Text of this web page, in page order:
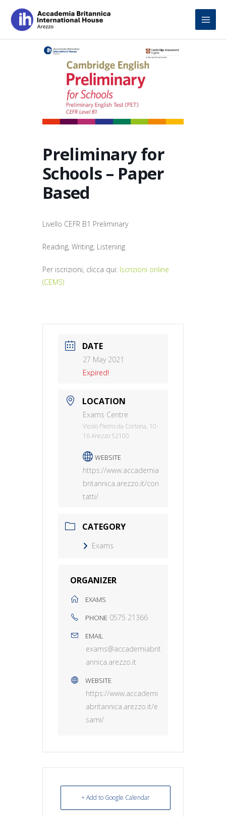
content
Preliminary for
Schools – Paper
Based
Livello CEFR B1 Preliminary
Reading, Writing, Listening
Per iscrizioni, clicca qui: Iscrizioni online
(CEMS)
DATE
27 May 2021
Expired!
LOCATION
Exams Centre
Vicolo Pietro da Cortona, 10-
16 Arezzo 52100
WEBSITE
https://www.accademia
britannica.arezzo.it/con
tatti/
CATEGORY
Exams
ORGANIZER
EXAMS
PHONE 0575 21366
EMAIL
exams@accademiabrit
annica.arezzo.it
WEBSITE
https://www.accademi
abritannica.arezzo.it/e
sami/
+ Add to Google Calendar